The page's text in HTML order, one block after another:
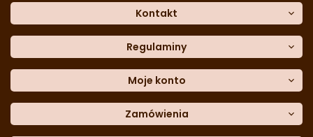
Kontakt
Dane kontaktowe
Często zadawane pytania
Sklep stacjonarny
Formularz kontaktowy
Blog
Regulaminy
Polityka prywatności
Polityka cookies
Polityka reklamacji
Polityka zwrotów
Moje konto
Moje dane
Historia zamówień
Zamówienia